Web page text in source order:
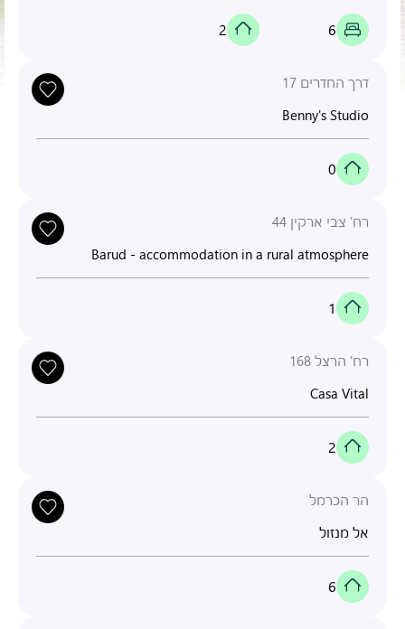
6
2
דרך החדרים 17
Benny's Studio
0
רח' צבי ארקין 44
Barud - accommodation in a rural atmosphere
1
רח' הרצל 168
Casa Vital
2
הר הכרמל
אל מנזול
6